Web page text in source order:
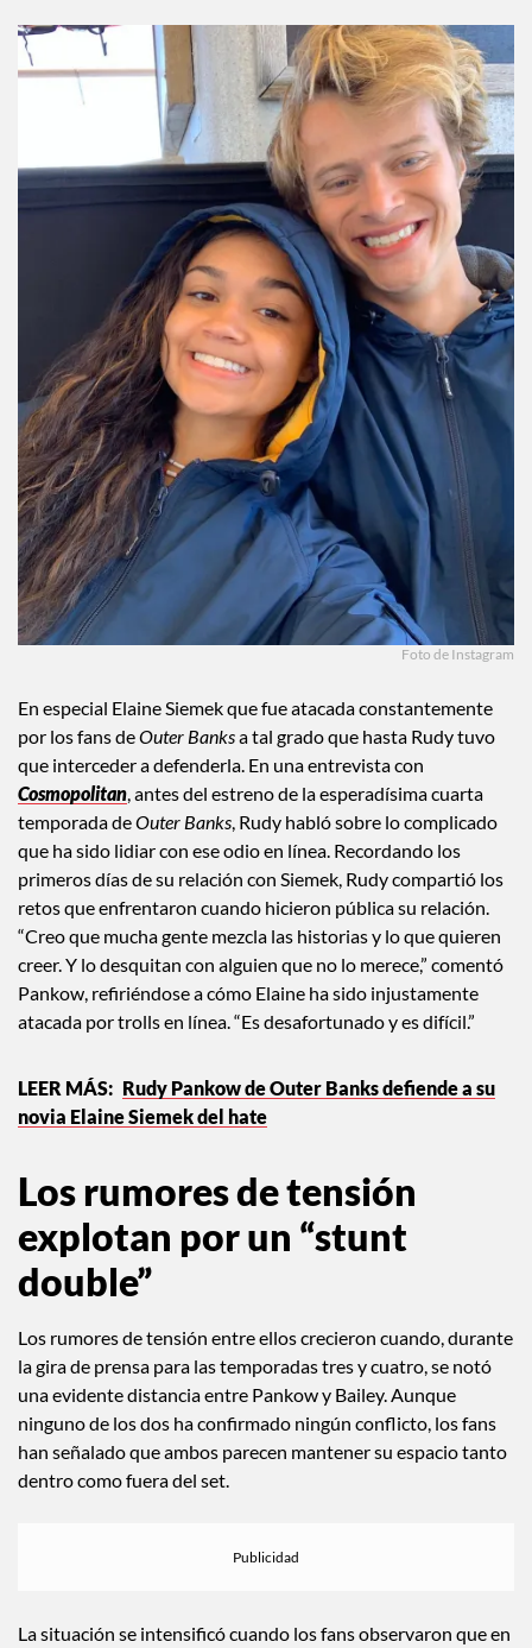
Foto de Instagram
En especial Elaine Siemek que fue atacada constantemente
por los fans deOuter Banksa tal grado que hasta Rudy tuvo
que interceder a defenderla. En una entrevista con
Cosmopolitan, antes del estreno de la esperadísima cuarta
temporada deOuter Banks, Rudy habló sobre lo complicado
que ha sido lidiar con ese odio en línea. Recordando los
primeros días de su relación con Siemek, Rudy compartió los
retos que enfrentaron cuando hicieron pública su relación.
“Creo que mucha gente mezcla las historias y lo que quieren
creer. Y lo desquitan con alguien que no lo merece,” comentó
Pankow, refiriéndose a cómo Elaine ha sido injustamente
atacada por trolls en línea. “Es desafortunado y es difícil.”
Rudy Pankow de Outer Banks defiende a su
novia Elaine Siemek del hate
Los rumores de tensión
explotan por un “stunt
double”
Los rumores de tensión entre ellos crecieron cuando, durante
la gira de prensa para las temporadas tres y cuatro, se notó
una evidente distancia entre Pankow y Bailey. Aunque
ninguno de los dos ha confirmado ningún conflicto, los fans
han señalado que ambos parecen mantener su espacio tanto
dentro como fuera del set.
La situación se intensificó cuando los fans observaron que en